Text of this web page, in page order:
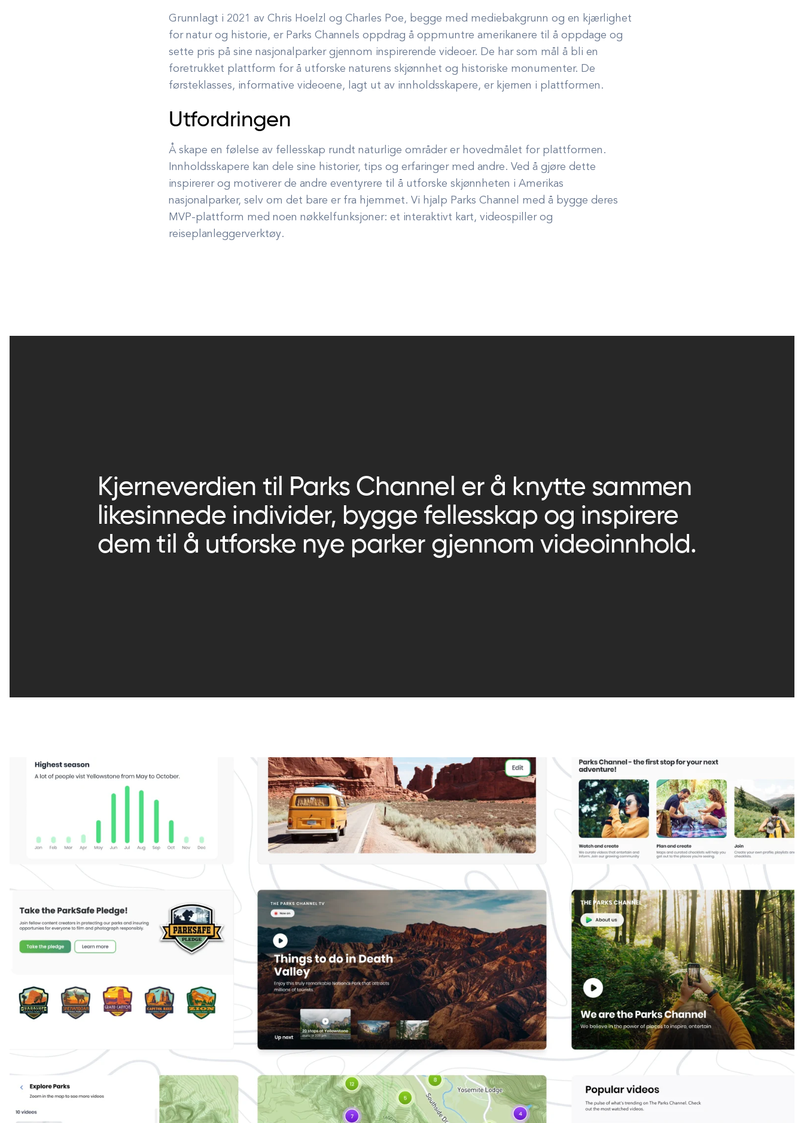
Grunnlagt i 2021 av Chris Hoelzl og Charles Poe, begge med mediebakgrunn og en kjærlighet
for natur og historie, er Parks Channels oppdrag å oppmuntre amerikanere til å oppdage og
sette pris på sine nasjonalparker gjennom inspirerende videoer. De har som mål å bli en
foretrukket plattform for å utforske naturens skjønnhet og historiske monumenter. De
førsteklasses, informative videoene, lagt ut av innholdsskapere, er kjernen i plattformen.
Utfordringen
Å skape en følelse av fellesskap rundt naturlige områder er hovedmålet for plattformen.
Innholdsskapere kan dele sine historier, tips og erfaringer med andre. Ved å gjøre dette
inspirerer og motiverer de andre eventyrere til å utforske skjønnheten i Amerikas
nasjonalparker, selv om det bare er fra hjemmet. Vi hjalp Parks Channel med å bygge deres
MVP-plattform med noen nøkkelfunksjoner: et interaktivt kart, videospiller og
reiseplanleggerverktøy.
Kjerneverdien til Parks Channel er å knytte sammen
likesinnede individer, bygge fellesskap og inspirere
dem til å utforske nye parker gjennom videoinnhold.